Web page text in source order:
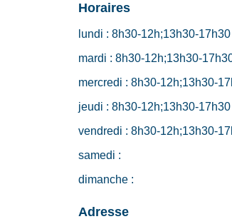
Horaires
lundi : 8h30-12h;13h30-17h30
mardi : 8h30-12h;13h30-
mercredi : 8h30-12h;13h30-
jeudi : 8h30-12h;13h30-17h30
vendredi : 8h30-12h;13h30-
samedi :
dimanche :
Adresse